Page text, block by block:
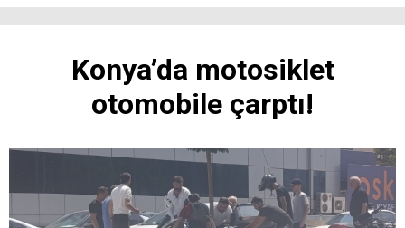
Konya’da motosiklet
otomobile çarptı!